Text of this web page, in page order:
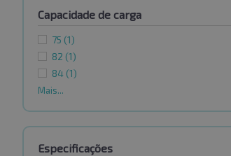
Capacidade de carga
75 (1)
82 (1)
84 (1)
Mais...
Especificações